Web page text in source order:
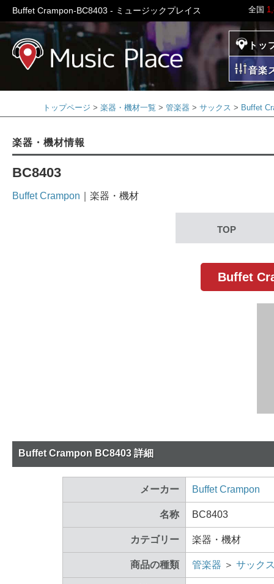
全国
Buffet Crampon-BC8403 - ミュージックプレイス
ミュージックプレイ
トッ
音楽
トップページ 楽器・機材一覧 管楽器 サックス Buffet
楽器・機材情報
BC8403
Buffet Crampon ｜楽器・機材
TOP
Buffet
Buffet Crampon BC8403 詳細
メーカー Buffet Crampon
名称 BC8403
カテゴリー 楽器・機材
商品の種類 管楽器 ＞ サック